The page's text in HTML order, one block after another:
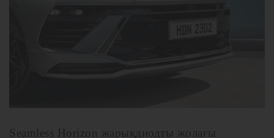
Seamless Horizon жарықдиодты жолағы